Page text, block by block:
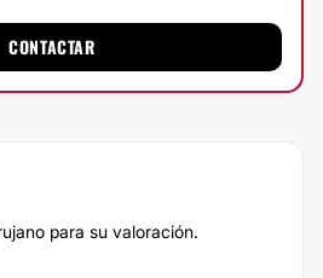
CONTACTAR
para su valoración.